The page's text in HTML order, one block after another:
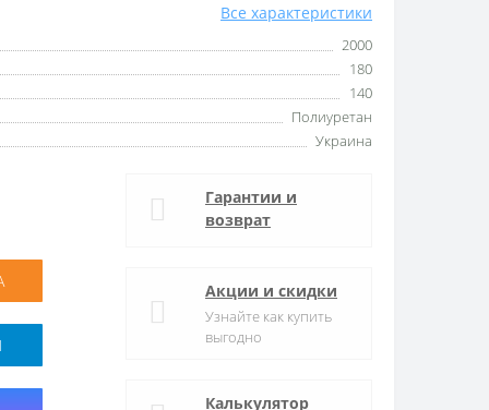
Все характеристики
2000
180
140
Полиуретан
Украина
Гарантии и
возврат
Акции и скидки
Узнайте как купить
выгодно
Калькулятор